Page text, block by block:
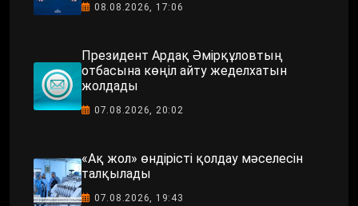
08.08.2026, 17:06
Президент Ардақ Әмірқұловтың
отбасына көңіл айту жеделхатын
жолдады
07.08.2026, 20:02
«Ақ жол» өндірісті қолдау мәселесін
талқылады
07.08.2026, 19:43